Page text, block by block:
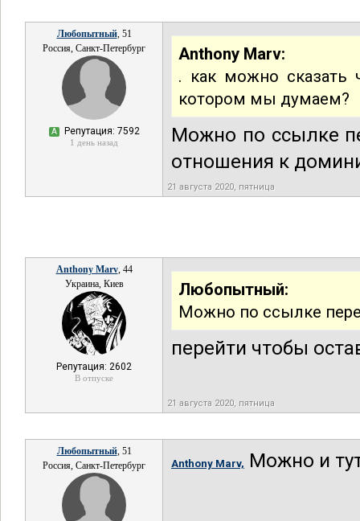
Любопытный, 51
Россия, Санкт-Петербург
А Репутация: 7592
1 день назад
Anthony Marv:
. как можно сказать
котором мы думаем?
Можно по ссылке
отношения к
21 августа 2020, пятница
Anthony Marv, 44
Украина, Киев
Репутация: 2602
В отпуске
Любопытный:
Можно по ссылке
перейти чтобы
21 августа 2020, пятница
Любопытный, 51
Россия, Санкт-Петербург
Anthony Marv, Можно и